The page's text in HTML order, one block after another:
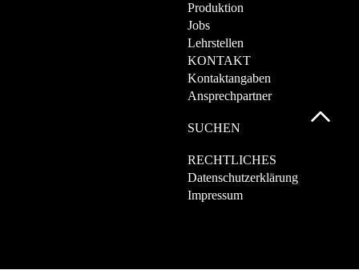
Produktion
Jobs
Lehrstellen
KONTAKT
Kontaktangaben
Ansprechpartner
SUCHEN
RECHTLICHES
Datenschutzerklärung
Impressum